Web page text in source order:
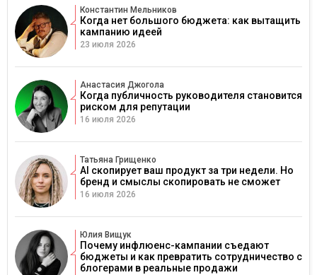
Константин Мельников
Когда нет большого бюджета: как вытащить
кампанию идеей
23 июля 2026
Анастасия Джогола
Когда публичность руководителя становится
риском для репутации
16 июля 2026
Татьяна Грищенко
AI скопирует ваш продукт за три недели. Но
бренд и смыслы скопировать не сможет
16 июля 2026
Юлия Вищук
Почему инфлюенс-кампании съедают
бюджеты и как превратить сотрудничество с
блогерами в реальные продажи